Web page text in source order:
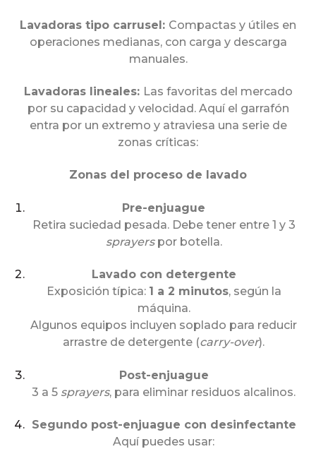
Lavadoras tipo carrusel: Compactas y útiles en
operaciones medianas, con carga y descarga
manuales.
Lavadoras lineales: Las favoritas del mercado
por su capacidad y velocidad. Aquí el garrafón
entra por un extremo y atraviesa una serie de
zonas críticas:
Zonas del proceso de lavado
Pre-enjuague
Retira suciedad pesada. Debe tener entre 1 y 3
sprayerspor botella.
Lavado con detergente
Exposición típica: 1 a 2 minutos, según la
máquina.
Algunos equipos incluyen soplado para reducir
arrastre de detergente (carry-over).
Post-enjuague
3 a 5 sprayers, para eliminar residuos alcalinos.
Segundo post-enjuague con desinfectante
Aquí puedes usar: